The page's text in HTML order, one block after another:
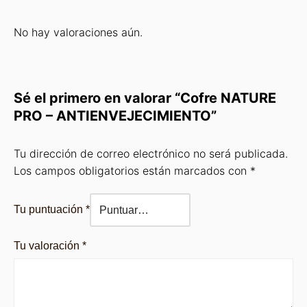
No hay valoraciones aún.
Sé el primero en valorar “Cofre NATURE
PRO – ANTIENVEJECIMIENTO”
Tu dirección de correo electrónico no será publicada.
Los campos obligatorios están marcados con *
Tu puntuación *
Tu valoración *